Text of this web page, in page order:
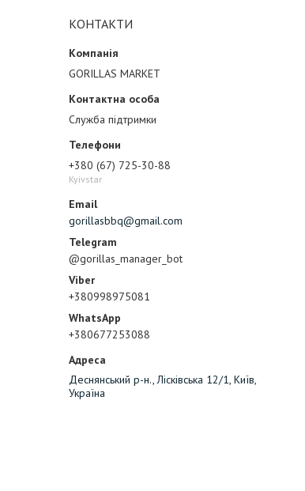
КОНТАКТИ
GORILLAS MARKET
Служба підтримки
+380 (67) 725-30-88
Kyivstar
gorillasbbq@gmail.com
@gorillas_manager_bot
+380998975081
+380677253088
Деснянський р-н., Лісківська 12/1, Київ,
Україна